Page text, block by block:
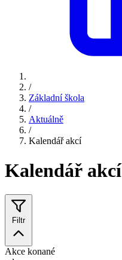
/
Základní škola
/
Aktuálně
/
Kalendář akcí
Kalendář akcí
Filtr
Akce konané